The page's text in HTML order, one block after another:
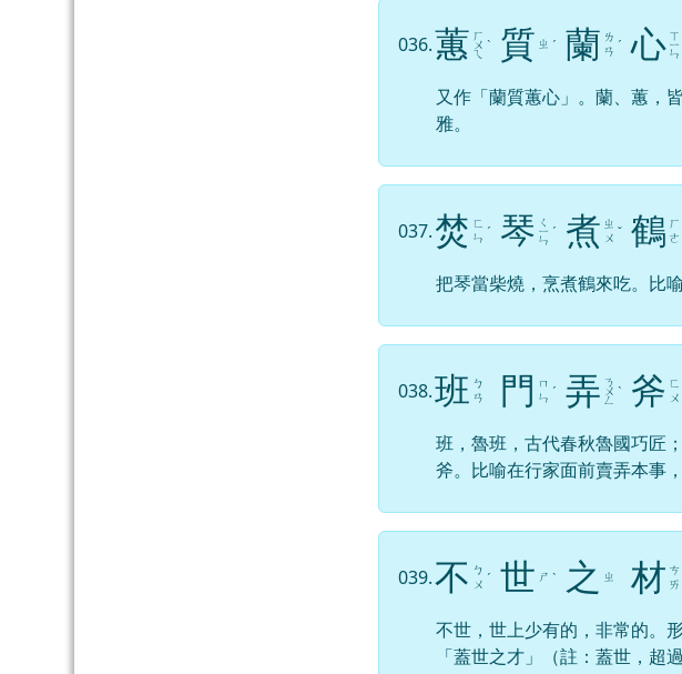
036.蕙 ㄏ
ㄨ
ㄟ
ˋ 質 ㄓ ˊ 蘭 ㄌ
ㄢ ˊ 心 ㄒ
ㄧ
ㄣ
又作「蘭質蕙心」。蘭、蕙，
雅。
037.焚 ㄈ
ㄣ ˊ 琴 ㄑ
ㄧ
ㄣ
ˊ 煮 ㄓ
ㄨ ˇ 鶴 ㄏ
ㄜ
把琴當柴燒，烹煮鶴來吃。比
038.班 ㄅ
ㄢ
門
ㄇ
ㄣ ˊ 弄 ㄋ
ㄨ
ㄥ
ˋ 斧 ㄈ
ㄨ
班，魯班，古代春秋魯國巧匠
斧。比喻在行家面前賣弄本事
039.不 ㄅ
ㄨ ˊ 世 ㄕ ˋ 之 ㄓ 材 ㄘ
ㄞ
不世，世上少有的，非常的。
「蓋世之才」（註：蓋世，超